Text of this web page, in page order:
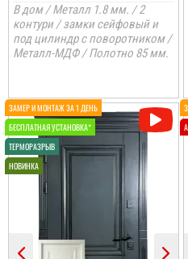
В дом / Металл 1.8 мм. / 2
контури / замки сейфовый и
под цилиндр с поворотником /
Металл-МДФ / Полотно 85 мм.